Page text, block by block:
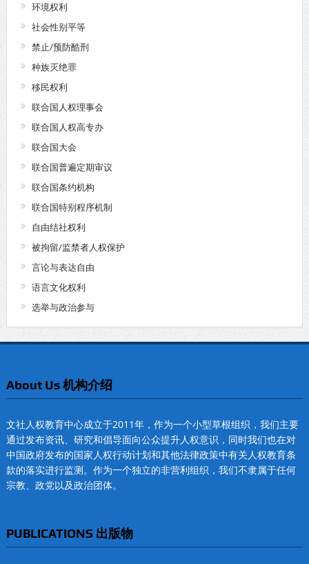
环境权利
社会性别平等
禁止/预防酷刑
种族灭绝罪
移民权利
联合国人权理事会
联合国人权高专办
联合国大会
联合国普遍定期审议
联合国条约机构
联合国特别程序机制
自由结社权利
被拘留/监禁者人权保护
言论与表达自由
语言文化权利
选举与政治参与
About Us 机构介绍
文社人权教育中心成立于2011年，作为一个小型草根组织，我们主要
通过发布资讯、研究和倡导面向公众提升人权意识，同时我们也在对
中国政府发布的国家人权行动计划和其他法律政策中有关人权教育条
款的落实进行监测。作为一个独立的非营利组织，我们不隶属于任何
宗教、政党以及政治团体。
PUBLICATIONS 出版物